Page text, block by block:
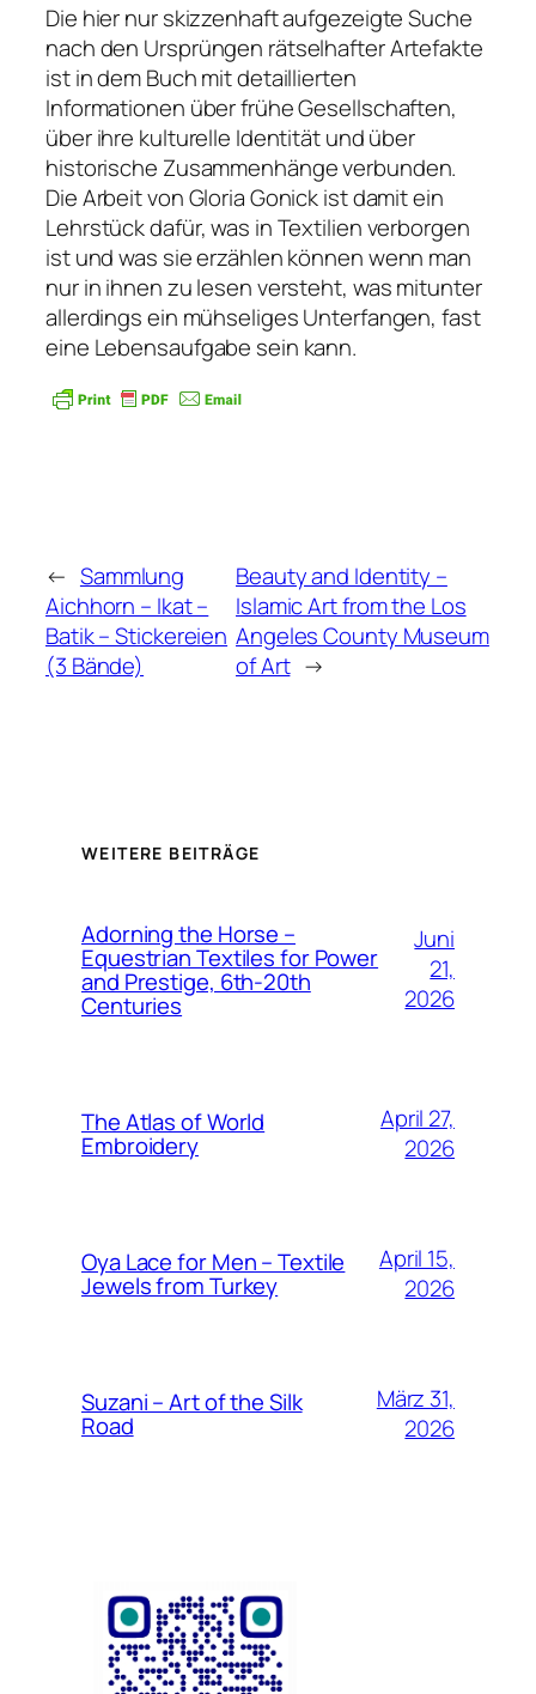
Die hier nur skizzenhaft aufgezeigte Suche
nach den Ursprüngen rätselhafter Artefakte
ist in dem Buch mit detaillierten
Informationen über frühe Gesellschaften,
über ihre kulturelle Identität und über
historische Zusammenhänge verbunden.
Die Arbeit von Gloria Gonick ist damit ein
Lehrstück dafür, was in Textilien verborgen
ist und was sie erzählen können wenn man
nur in ihnen zu lesen versteht, was mitunter
allerdings ein mühseliges Unterfangen, fast
eine Lebensaufgabe sein kann.
← Sammlung
Aichhorn – Ikat –
Batik – Stickereien
(3 Bände)
Beauty and Identity –
Islamic Art from the Los
Angeles County Museum
of Art →
WEITERE BEITRÄGE
Adorning the Horse –
Equestrian Textiles for Power
and Prestige, 6th-20th
Centuries
Juni
21,
2026
The Atlas of World
Embroidery
April 27,
2026
Oya Lace for Men – Textile
Jewels from Turkey
April 15,
2026
Suzani – Art of the Silk
Road
März 31,
2026